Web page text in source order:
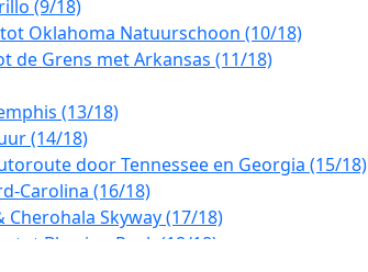
(9/18)
Oklahoma Natuurschoon (10/18)
de Grens met Arkansas (11/18)
(13/18)
(14/18)
door Tennessee en Georgia (15/18)
Carolina (16/18)
Skyway (17/18)
tot Blowing Rock (18/18)